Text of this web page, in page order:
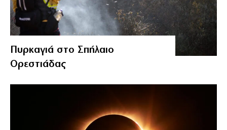
Πυρκαγιά στο Σπήλαιο
Ορεστιάδας